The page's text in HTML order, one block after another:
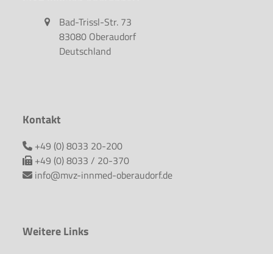
Bad-Trissl-Str. 73
83080 Oberaudorf
Deutschland
Kontakt
+49 (0) 8033 20-200
+49 (0) 8033 / 20-370
info@mvz-innmed-oberaudorf.de
Weitere Links